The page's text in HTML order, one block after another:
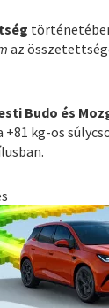
az
Budo és
+81 kg-os